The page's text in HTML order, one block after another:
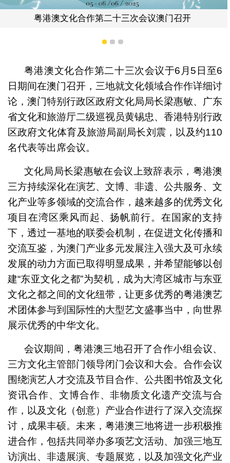
粤港澳文化合作第二十三次会议澳门召开
1 2 3
粤港澳文化合作第二十三次会议于6月5日至6
日期间在澳门召开，三地就文化领域合作作详细讨
论，澳门特别行政区政府文化局局长梁惠敏、广东
省文化和旅游厅二级巡视员黄锡忠、香港特别行政
区政府文化体育及旅游局副局长刘震，以及约110
名代表等出席会议。
文化局局长梁惠敏在会议上致辞表示，粤港澳
三方持续深化在演艺、文博、非遗、公共服务、文
化产业等多领域的交流合作，越来越多的优秀文化
项目在湾区乘风而起、扬帆前行。在国家的支持
下，透过一基地的联委会机制，在促进文化传播和
交流互鉴，为澳门产业多元发展注入强大及可永续
发展的动力方面已取得明显成果，并希望能够以创
建“东亚文化之都”为契机，成为大湾区城市与东亚
文化之都之间的文化纽带，让更多优秀的粤港澳艺
术团体参与到国际性的大型艺文盛事当中，向世界
展示优秀的中华文化。
会议期间，粤港澳三地召开了合作小组会议、
三方文化主管部门领导闭门会议和大会。合作会议
围绕演艺人才交流及节目合作、公共图书馆及文化
资讯合作、文博合作、非物质文化遗产交流与合
作，以及文化（创意）产业合作进行了深入交流探
讨，成果丰硕。未来，粤港澳三地将进一步积极推
进合作，包括共同举办多项艺文活动、加强三地互
访演出、非遗展演、专题展览，以及加强文化产业